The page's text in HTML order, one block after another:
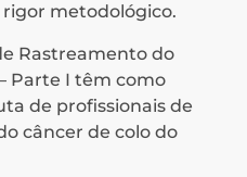
metodológico.
Rastreamento do
Parte I têm como
de profissionais de
câncer de colo do